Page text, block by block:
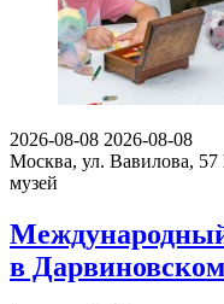
2026-08-08 2026-08-08
Москва, ул. Вавилова, 57
музей
в